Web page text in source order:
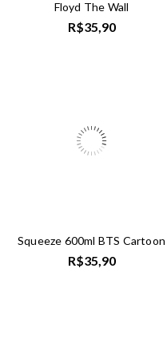
Floyd The Wall
R$35,90
Squeeze 600ml BTS Cartoon
R$35,90